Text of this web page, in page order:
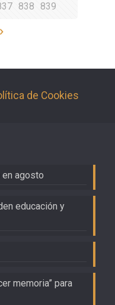
838 839
de Cookies
en agosto
educación y
memoria” para